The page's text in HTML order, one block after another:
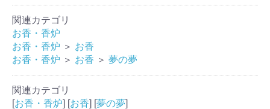
関連カテゴリ
お香・香炉
お香・香炉 ＞ お香
お香・香炉 ＞ お香 ＞ 夢の夢
関連カテゴリ
[お香・香炉] [お香] [夢の夢]